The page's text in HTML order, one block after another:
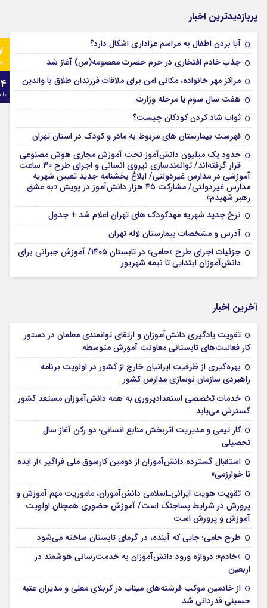
پربازدیدترین اخبار
آیا بردن اطفال به مراسم عزادارى اشکال دارد؟
جذب خادم افتخاری در حرم حضرت معصومه(س) آغاز شد
مراکز مهر خانواده، مکانی امن برای ملاقات فرزندان طلاق با والدین
هفت سال سوم یا مرحله وزارت
ثواب شاد کردن کودکان چیست؟
فهرست بیمارستان های مربوط به مادر و کودک در استان تهران
حدود یک میلیون دانش‌آموز تحت آموزش مجازی هوش مصنوعی
قرار گرفته‌اند/ توانمندسازی نیروی انسانی و اجرای طرح ۳۰ ساعت
آموزشی در مدارس غیردولتی/ ابلاغ بخشنامه جدید تعیین شهریه
مدارس غیردولتی/ مشارکت ۴۵ هزار دانش‌آموز در پویش «به عشق
رهبر شهیدم»
نرخ جدید شهریه مهدکودک های تهران اعلام شد + جدول
آدرس و مشخصات بیمارستان لاله تهران
جزئیات اجرای طرح «حامی» در تابستان ۱۴۰۵/ آموزش جبرانی برای
دانش‌آموزان ابتدایی تا نیمه شهریور
آخرین اخبار
تقویت یادگیری دانش‌آموزان و ارتقای توانمندی معلمان در دستور
کار فعالیت‌های تابستانی معاونت آموزش متوسطه
بهره‌گیری از ظرفیت ایرانیان خارج از کشور در اولویت برنامه
راهبردی سازمان نوسازی مدارس کشور
خدمات تخصصی استعدادپروری به همه دانش‌آموزان مستعد کشور
گسترش می‌یابد
کار تیمی و مدیریت اثربخش منابع انسانی؛ دو رکن آغاز سال
تحصیلی
استقبال گسترده دانش‌آموزان از دومین کارسوق ملی فراگیر «از ایده
تا خوارزمی»
تقویت هویت ایرانی‌ـ‌اسلامی دانش‌آموزان، ماموریت مهم آموزش و
پرورش در شرایط پساجنگ است/ آموزش حضوری همچنان اولویت
آموزش و پرورش است
طرح حامی؛ جایی که آینده، در گرمای تابستان ساخته می‌شود
«خادم»؛ دروازه ورود دانش‌آموزان به خدمت‌رسانی هوشمند در
اربعین
از خادمین موکب فرشته‌های میناب در کربلای معلی و مدیران عتبه
حسینی قدردانی شد